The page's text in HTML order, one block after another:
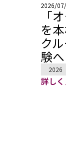
2026/
「
を
ク
験へ
2026
詳し